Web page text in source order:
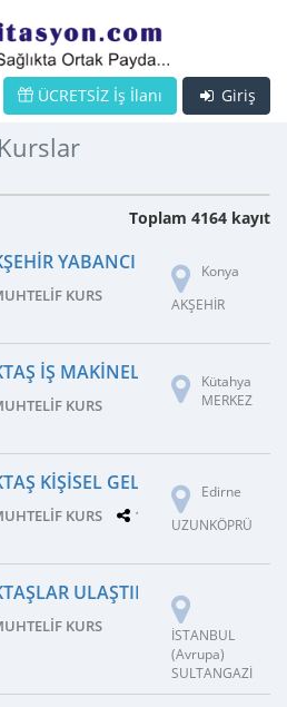
Giriş
ÜCRETSİZ İş İlanı
Toplam 4164 kayıt
YABANCI DIL KURSU
KURS
Konya
AKŞEHİR
İŞ MAKINELERI KURSU
KURS
Kütahya
MERKEZ
KIŞISEL GELIŞIM KURSU
KURS 1 ŞUBE
Edirne
UZUNKÖPRÜ
ULAŞTIRMA
KURS
İSTANBUL
(Avrupa)
SULTANGAZİ